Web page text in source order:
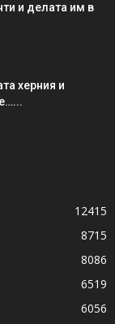
и делата им в
херния и
12415
8715
8086
6519
6056